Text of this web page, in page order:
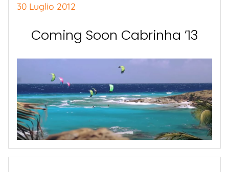
30 Luglio 2012
Coming Soon Cabrinha ’13